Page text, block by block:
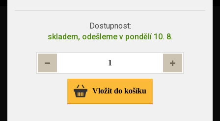
Dostupnost:
skladem, odešleme v pondělí 10. 8.
Vložit do košíku